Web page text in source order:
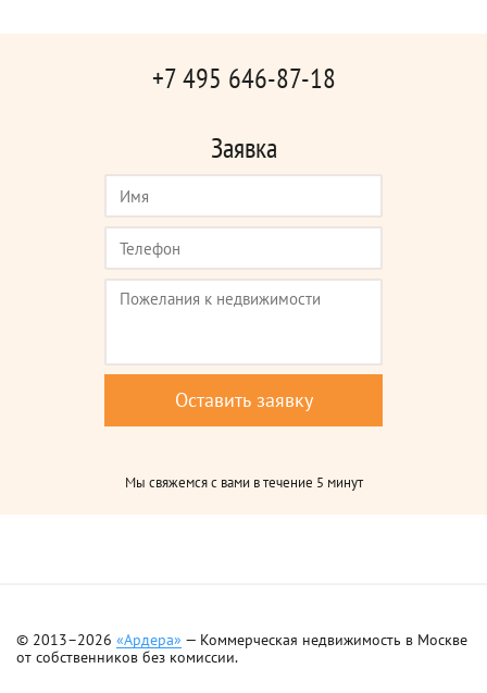
+7 495 646-87-18
Заявка
Мы свяжемся с вами в течение 5 минут
© 2013–2026 «Ардера» — Коммерческая недвижимость в Москве
от собственников без комиссии.